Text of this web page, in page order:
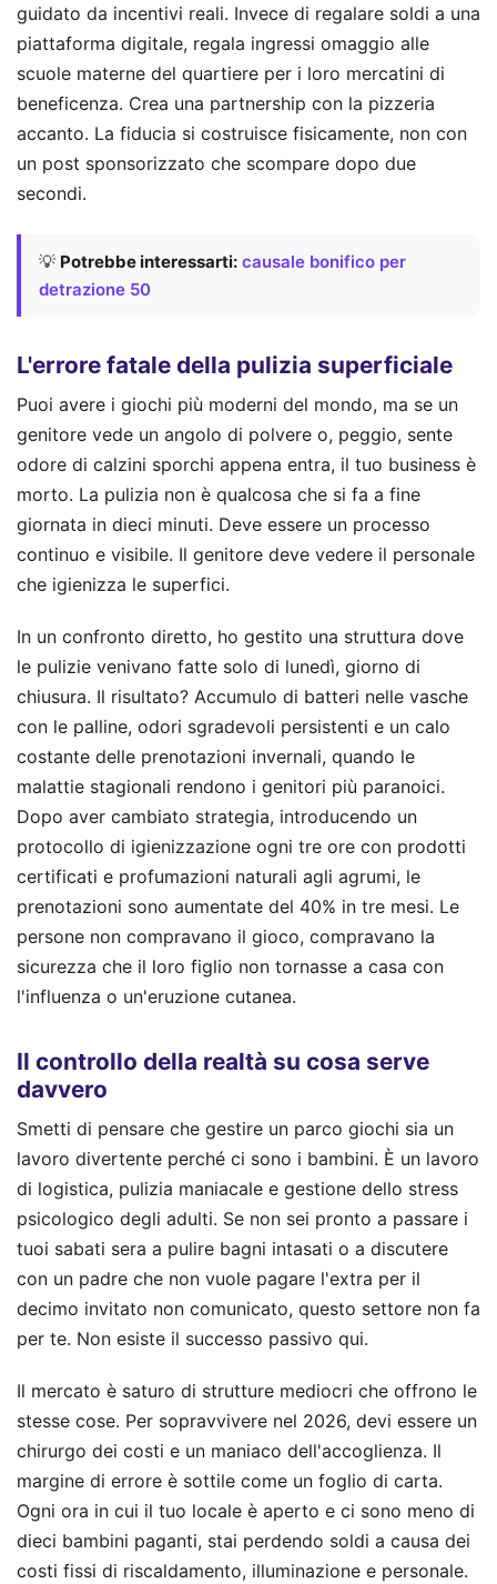
guidato da incentivi reali. Invece di regalare soldi a una
piattaforma digitale, regala ingressi omaggio alle
scuole materne del quartiere per i loro mercatini di
beneficenza. Crea una partnership con la pizzeria
accanto. La fiducia si costruisce fisicamente, non con
un post sponsorizzato che scompare dopo due
secondi.
💡 Potrebbe interessarti: causale bonifico per
detrazione 50
L'errore fatale della pulizia superficiale
Puoi avere i giochi più moderni del mondo, ma se un
genitore vede un angolo di polvere o, peggio, sente
odore di calzini sporchi appena entra, il tuo business è
morto. La pulizia non è qualcosa che si fa a fine
giornata in dieci minuti. Deve essere un processo
continuo e visibile. Il genitore deve vedere il personale
che igienizza le superfici.
In un confronto diretto, ho gestito una struttura dove
le pulizie venivano fatte solo di lunedì, giorno di
chiusura. Il risultato? Accumulo di batteri nelle vasche
con le palline, odori sgradevoli persistenti e un calo
costante delle prenotazioni invernali, quando le
malattie stagionali rendono i genitori più paranoici.
Dopo aver cambiato strategia, introducendo un
protocollo di igienizzazione ogni tre ore con prodotti
certificati e profumazioni naturali agli agrumi, le
prenotazioni sono aumentate del 40% in tre mesi. Le
persone non compravano il gioco, compravano la
sicurezza che il loro figlio non tornasse a casa con
l'influenza o un'eruzione cutanea.
Il controllo della realtà su cosa serve
davvero
Smetti di pensare che gestire un parco giochi sia un
lavoro divertente perché ci sono i bambini. È un lavoro
di logistica, pulizia maniacale e gestione dello stress
psicologico degli adulti. Se non sei pronto a passare i
tuoi sabati sera a pulire bagni intasati o a discutere
con un padre che non vuole pagare l'extra per il
decimo invitato non comunicato, questo settore non fa
per te. Non esiste il successo passivo qui.
Il mercato è saturo di strutture mediocri che offrono le
stesse cose. Per sopravvivere nel 2026, devi essere un
chirurgo dei costi e un maniaco dell'accoglienza. Il
margine di errore è sottile come un foglio di carta.
Ogni ora in cui il tuo locale è aperto e ci sono meno di
dieci bambini paganti, stai perdendo soldi a causa dei
costi fissi di riscaldamento, illuminazione e personale.